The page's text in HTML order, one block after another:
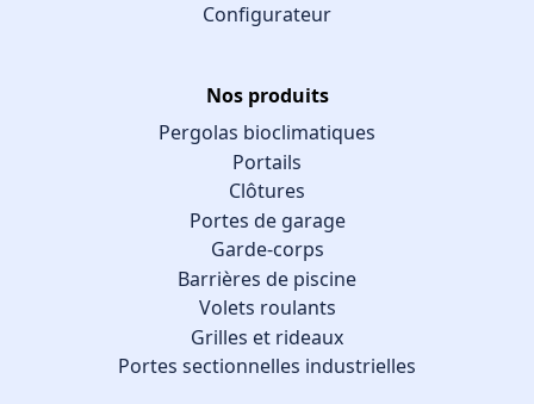
Configurateur
Nos produits
Pergolas bioclimatiques
Portails
Clôtures
Portes de garage
Garde-corps
Barrières de piscine
Volets roulants
Grilles et rideaux
Portes sectionnelles industrielles